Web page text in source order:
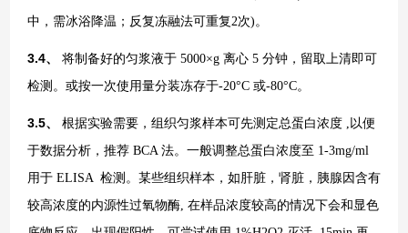
中，需冰浴降温；反复冻融法可重复2次)。
3.4、 将制备好的匀浆液于 5000×g 离心 5 分钟，留取上清即可
检测。或按一次使用量分装冻存于-20°C 或-80°C。
3.5、 根据实验需要，组织匀浆样本可先测定总蛋白浓度
,以便
于数据分析，推荐 BCA 法。一般调整总蛋白浓度至 1-3mg/ml
用于 ELISA 检测。某些组织样本，如肝脏，肾脏，胰腺因含有
较高浓度的内源性过氧物酶, 在样品浓度较高的情况下会和显色